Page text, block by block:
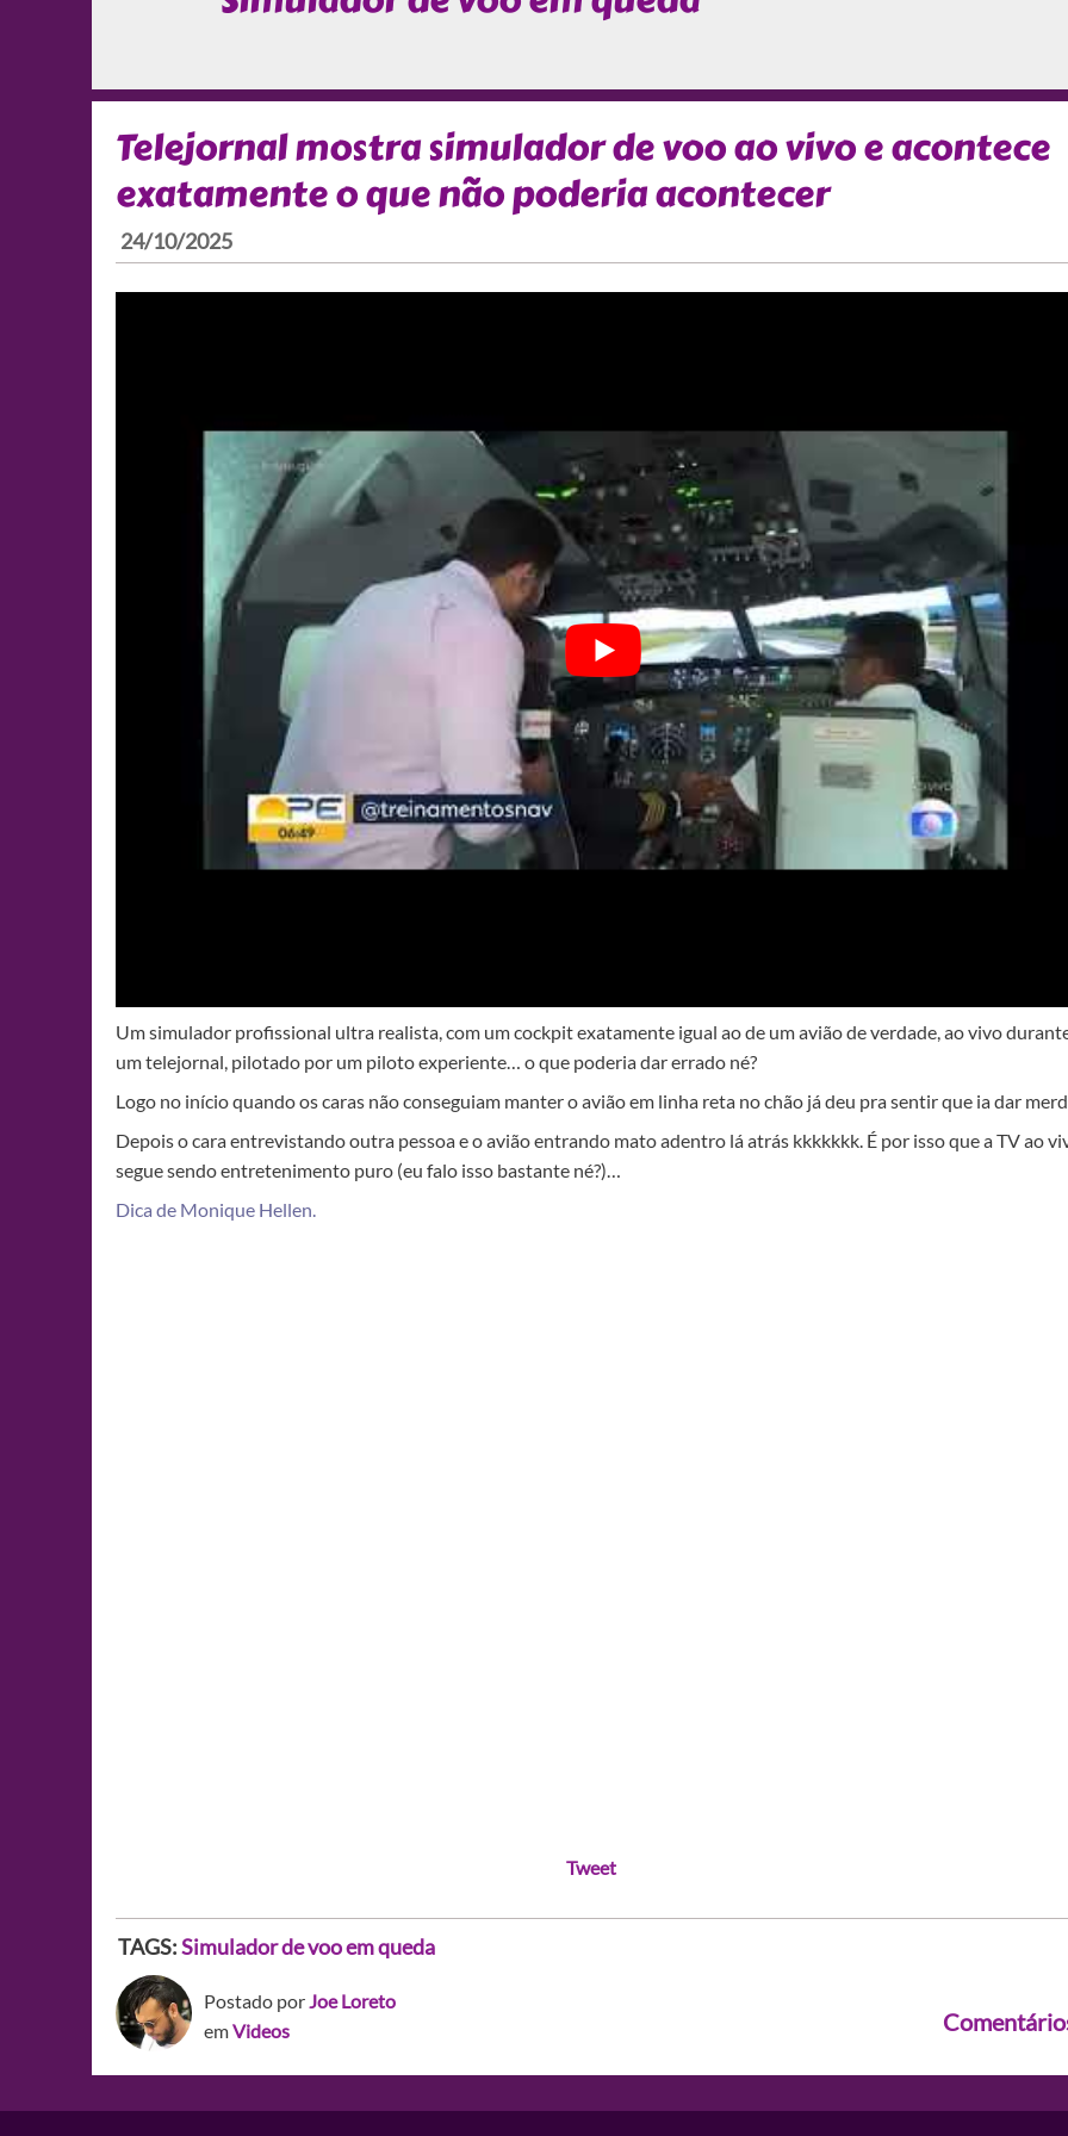
Telejornal mostra simulador de voo ao vivo e acontece
exatamente o que não poderia acontecer
24/10/2025
Um simulador profissional ultra realista, com um cockpit exatamente igual ao de um avião de verdade, ao vivo
um telejornal, pilotado por um piloto experiente… o que poderia dar errado né?
Logo no início quando os caras não conseguiam manter o avião em linha reta no chão já deu pra sentir que ia dar
Depois o cara entrevistando outra pessoa e o avião entrando mato adentro lá atrás kkkkkkk. É por isso que a TV ao
segue sendo entretenimento puro (eu falo isso bastante né?)…
Dica de Monique Hellen.
Tweet
TAGS:Simulador de voo em queda
Postado porJoe Loreto
emVideos